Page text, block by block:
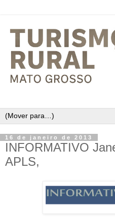
16 de janeiro de 2013
INFORMATIVO
APLS,